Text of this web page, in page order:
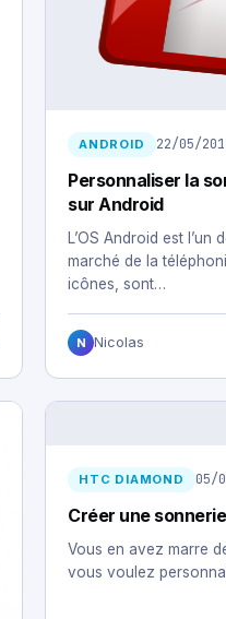
ANDROID 22/05/
Personnaliser la
sur Android
L’OS Android est
marché de la
icônes, sont…
N Nicolas
HTC DIAMOND 05/
Créer une
Vous en avez marre
vous voulez